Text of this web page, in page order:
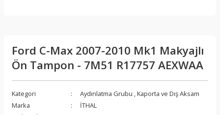
Ford C-Max 2007-2010 Mk1 Makyajlı
Ön Tampon - 7M51 R17757 AEXWAA
Kategori Aydınlatma Grubu ,Kaporta ve Dış Aksam
Marka
İTHAL